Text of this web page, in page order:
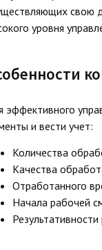
свою
уровня
эффективного
и вести учет:
Количества
Качества
Отработанного
Начала рабочей